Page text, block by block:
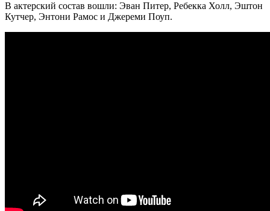
В актерский состав вошли: Эван Питер, Ребекка Холл, Эштон
Кутчер, Энтони Рамос и Джереми Поуп.